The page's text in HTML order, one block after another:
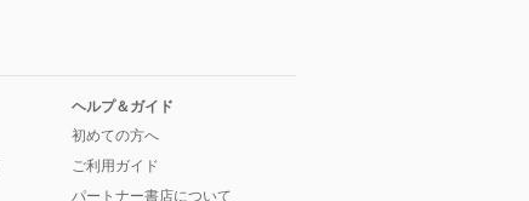
ヘルプ＆ガイド
初めての方へ
ご利用ガイド
パートナー書店について